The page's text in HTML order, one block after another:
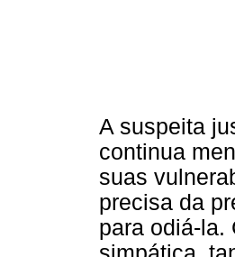
A suspeita
continua
suas
precisa da
para odiá-la.